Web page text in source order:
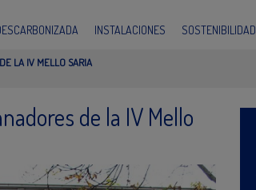
INSTALACIONES SOSTENIBILIDAD
LA IV MELLO SARIA
de la IV Mello